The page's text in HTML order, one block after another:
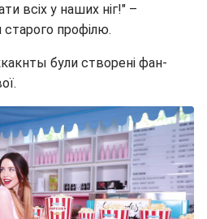
всіх у наших ніг!" –
профілю.
були створені фан-